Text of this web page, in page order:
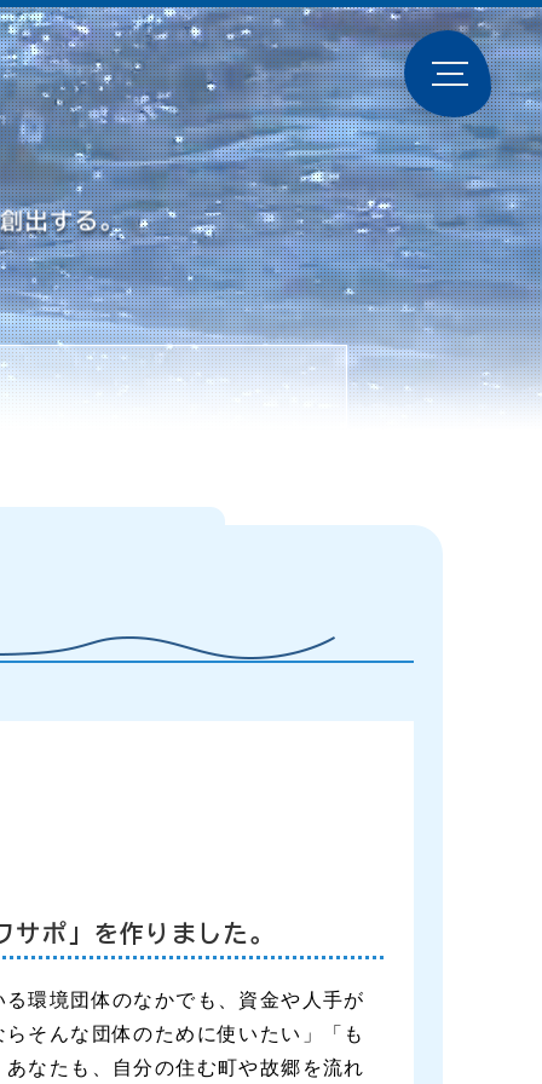
ポ」を作りました。
環境団体のなかでも、資金や人手が
そんな団体のために使いたい」「も
なたも、自分の住む町や故郷を流れ